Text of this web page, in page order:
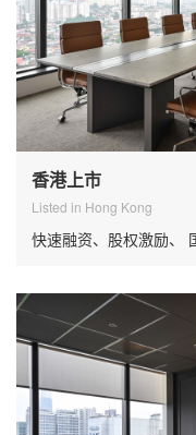
香港上市
Listed in Hong Kong
快速融资、股权激励、